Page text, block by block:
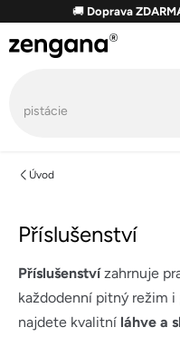
obsah
🚚 Doprava
Úvod
Příslušenství
Příslušenstvízahrnuje
každodenní pitný režim
najdete kvalitní láhve a